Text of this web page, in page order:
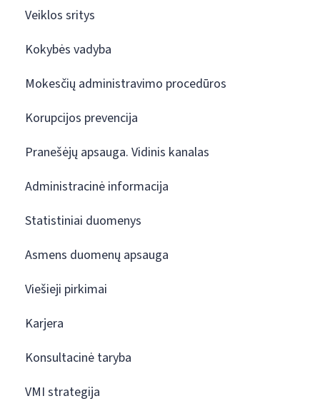
Veiklos sritys
Kokybės vadyba
Mokesčių administravimo procedūros
Korupcijos prevencija
Pranešėjų apsauga. Vidinis kanalas
Administracinė informacija
Statistiniai duomenys
Asmens duomenų apsauga
Viešieji pirkimai
Karjera
Konsultacinė taryba
VMI strategija